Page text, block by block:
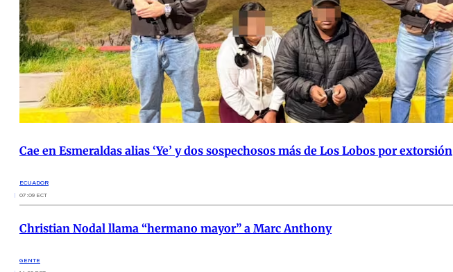
Cae en Esmeraldas alias ‘Ye’ y dos sospechosos más de Los Lobos por extorsión
ECUADOR
07:09 ECT
Christian Nodal llama “hermano mayor” a Marc Anthony
GENTE